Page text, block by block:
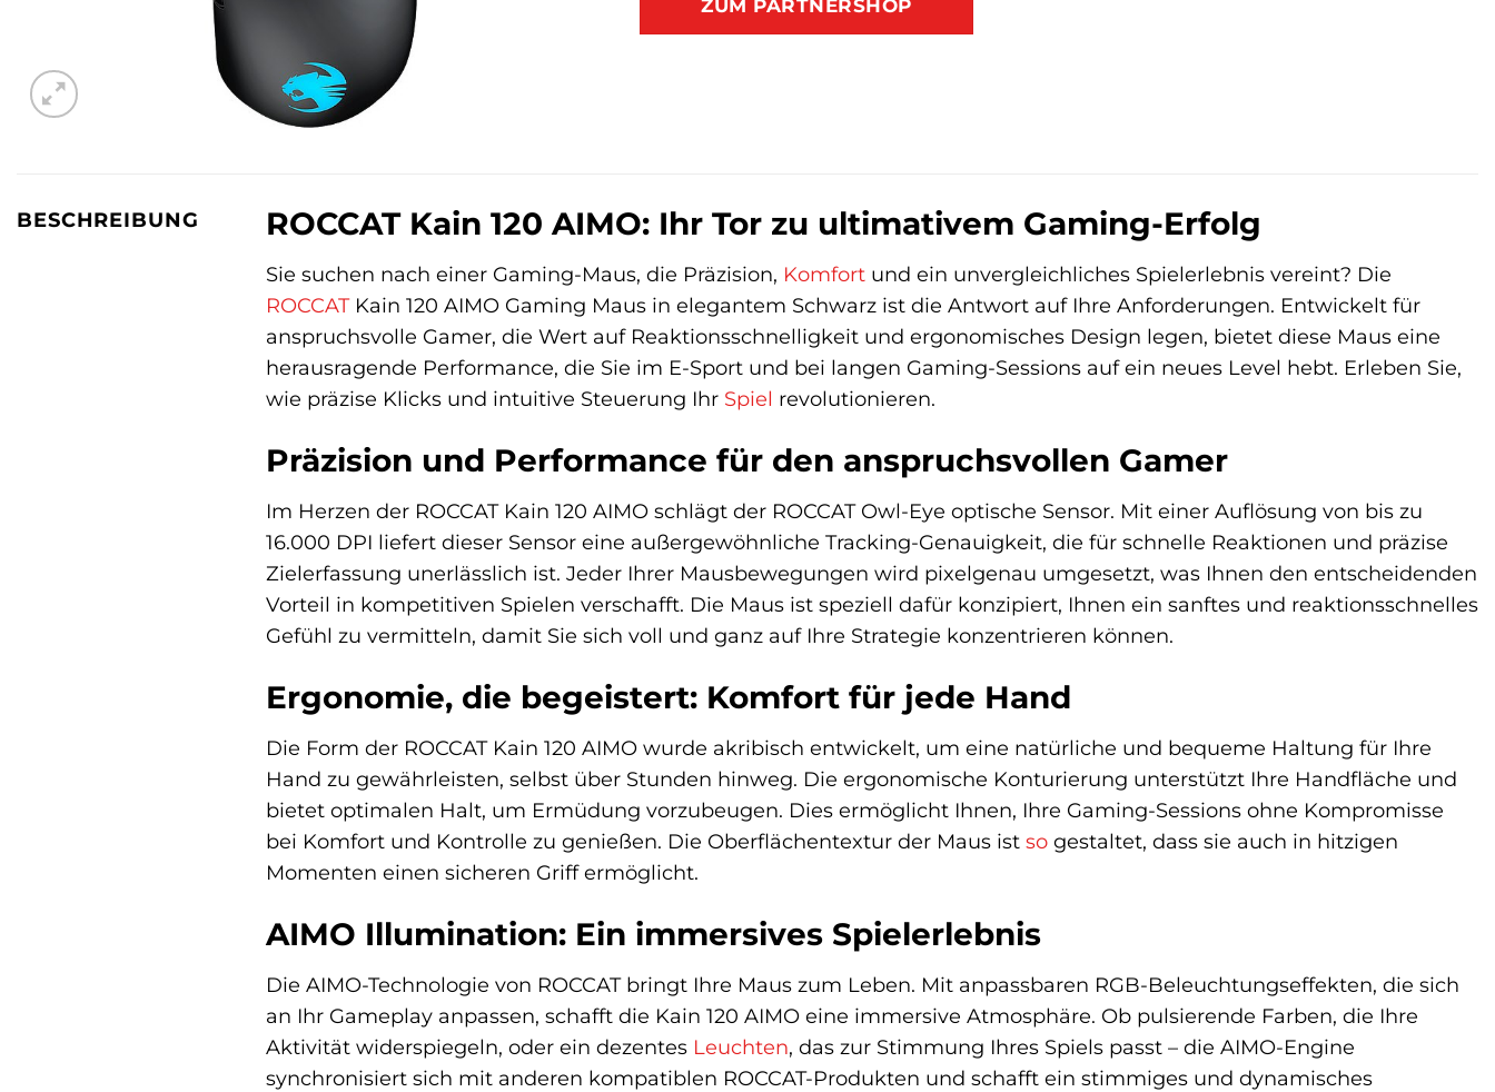
ZUM PARTNERSHOP
BESCHREIBUNG ROCCAT Kain 120 AIMO: Ihr Tor zu ultimativem Gaming-Erfolg
Sie suchen nach einer Gaming-Maus, die Präzision, Komfort und ein unvergleichliches Spielerlebnis vereint? Die
ROCCATKain 120 AIMO Gaming Maus in elegantem Schwarz ist die Antwort auf Ihre Anforderungen. Entwickelt für
anspruchsvolle Gamer, die Wert auf Reaktionsschnelligkeit und ergonomisches Design legen, bietet diese Maus eine
herausragende Performance, die Sie im E-Sport und bei langen Gaming-Sessions auf ein neues Level hebt. Erleben Sie,
wie präzise Klicks und intuitive Steuerung Ihr Spiel revolutionieren.
Präzision und Performance für den anspruchsvollen Gamer
Im Herzen der ROCCAT Kain 120 AIMO schlägt der ROCCAT Owl-Eye optische Sensor. Mit einer Auflösung von bis zu
16.000 DPI liefert dieser Sensor eine außergewöhnliche Tracking-Genauigkeit, die für schnelle Reaktionen und präzise
Zielerfassung unerlässlich ist. Jeder Ihrer Mausbewegungen wird pixelgenau umgesetzt, was Ihnen den entscheidenden
Vorteil in kompetitiven Spielen verschafft. Die Maus ist speziell dafür konzipiert, Ihnen ein sanftes und reaktionsschnelles
Gefühl zu vermitteln, damit Sie sich voll und ganz auf Ihre Strategie konzentrieren können.
Ergonomie, die begeistert: Komfort für jede Hand
Die Form der ROCCAT Kain 120 AIMO wurde akribisch entwickelt, um eine natürliche und bequeme Haltung für Ihre
Hand zu gewährleisten, selbst über Stunden hinweg. Die ergonomische Konturierung unterstützt Ihre Handfläche und
bietet optimalen Halt, um Ermüdung vorzubeugen. Dies ermöglicht Ihnen, Ihre Gaming-Sessions ohne Kompromisse
bei Komfort und Kontrolle zu genießen. Die Oberflächentextur der Maus ist so gestaltet, dass sie auch in hitzigen
Momenten einen sicheren Griff ermöglicht.
AIMO Illumination: Ein immersives Spielerlebnis
Die AIMO-Technologie von ROCCAT bringt Ihre Maus zum Leben. Mit anpassbaren RGB-Beleuchtungseffekten, die sich
an Ihr Gameplay anpassen, schafft die Kain 120 AIMO eine immersive Atmosphäre. Ob pulsierende Farben, die Ihre
Aktivität widerspiegeln, oder ein dezentes Leuchten, das zur Stimmung Ihres Spiels passt – die AIMO-Engine
synchronisiert sich mit anderen kompatiblen ROCCAT-Produkten und schafft ein stimmiges und dynamisches